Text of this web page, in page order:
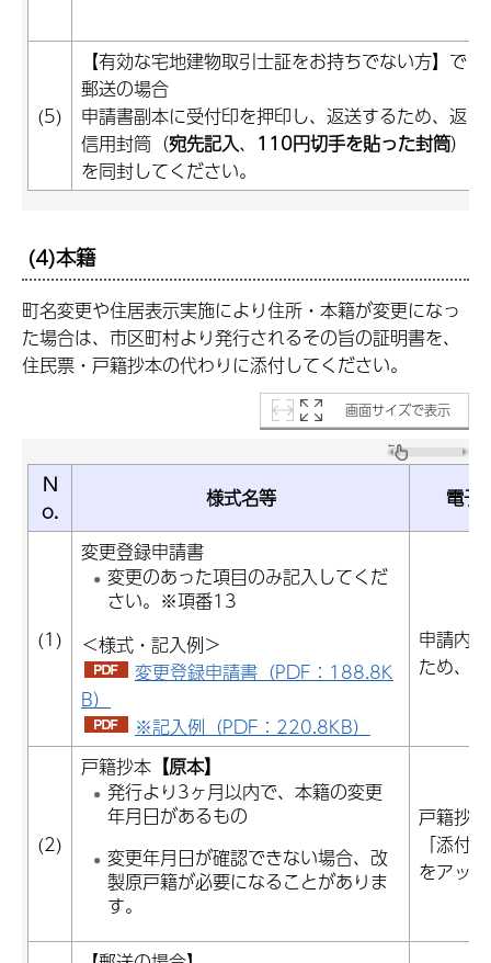
(5)
【有効な宅地建物取引士証をお持ちでない方】で
郵送の場合
申請書副本に受付印を押印し、返送するため、返
信用封筒（宛先記入、 110円切手を貼った封筒）
を同封してください。
(4)本籍
町名変更や住居表示実施により住所・本籍が変更になっ
た場合は、市区町村より発行されるその旨の証明書を、
住民票・戸籍抄本の代わりに添付してください。
画面サイズで表示
N
o.
様式名等 電子
(1)
変更登録申請書
変更のあった項目のみ記入してくだ
さい。※項番13
＜様式・記入例＞
変更登録申請書（PDF：188.8K
B）
※記入例（PDF：220.8KB）
申請内
ため、
(2)
戸籍抄本 【原本】
発行より3ヶ月以内で、本籍の変更
年月日があるもの
変更年月日が確認できない場合、改
製原戸籍が必要になることがありま
す。
戸籍抄
「添付
をアッ